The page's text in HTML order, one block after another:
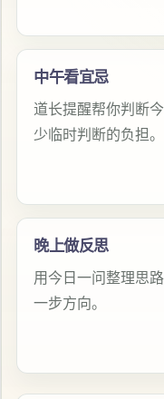
中午看宜忌
道长提醒帮你判断
少临时判断的负担。
晚上做反思
用今日一问整理思
一步方向。